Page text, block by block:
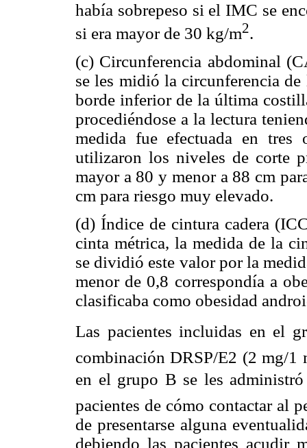
había sobrepeso si el IMC se
si era mayor de 30 kg/m2.
(c) Circunferencia abdominal
se les midió la circunferencia
borde inferior de la última
procediéndose a la lectura
medida fue efectuada en tres
utilizaron los niveles de corte
mayor a 80 y menor a 88 cm
cm para riesgo muy elevado.
(d) Índice de cintura cadera
cinta métrica, la medida de la
se dividió este valor por la
menor de 0,8 correspondía a
clasificaba como obesidad
Las pacientes incluidas en el
combinación DRSP/E2 (2 mg/1
en el grupo B se les
pacientes de cómo contactar al
de presentarse alguna
debiendo las pacientes acudir